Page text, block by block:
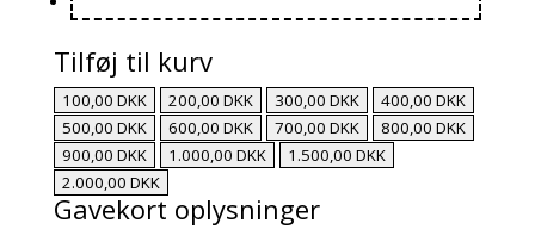
Tilføj til kurv
100,00 DKK 200,00 DKK 300,00 DKK 400,00 DKK
500,00 DKK 600,00 DKK 700,00 DKK 800,00 DKK
900,00 DKK 1.000,00 DKK 1.500,00 DKK
2.000,00 DKK
Gavekort oplysninger